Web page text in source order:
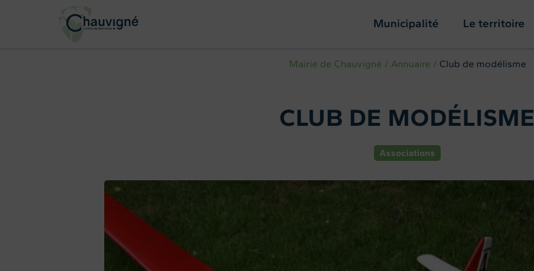
Municipalité Le territoire
Mairie de Chauvigné Annuaire Club de modélisme
CLUB DE MODÉLISME
Associations